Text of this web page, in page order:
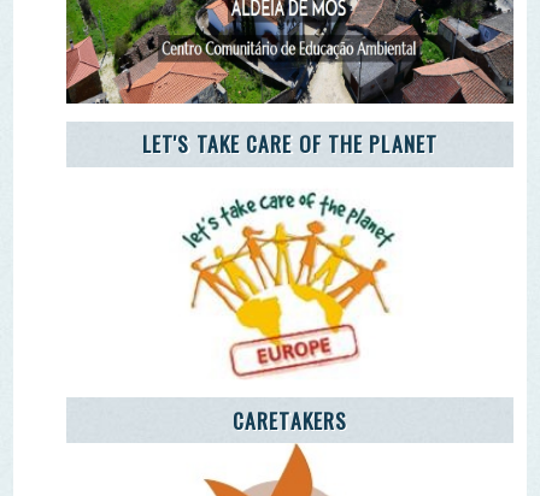
recolha dados. Ao aceder ao site consente o uso dos
mesmo sob o RGPD. Sim.